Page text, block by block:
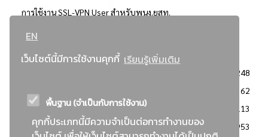
EN
เว็บไซต์นี้มีการใช้งานคุกกี้ เรียนรู้เพิ่มเติม
พื้นฐาน (จำเป็นกับการใช้งาน)
คุกกี้ประเภทนี้มีความจำเป็นต่อการทำงานของ
การใช้งาน SSL-VPN User สำหรับพนง.ยสท.
..ยอดนิยม..
3248
2362
: วิธีเฉพาะเจาะจง
2113
ข่าวสาร/ประกาศ
1953